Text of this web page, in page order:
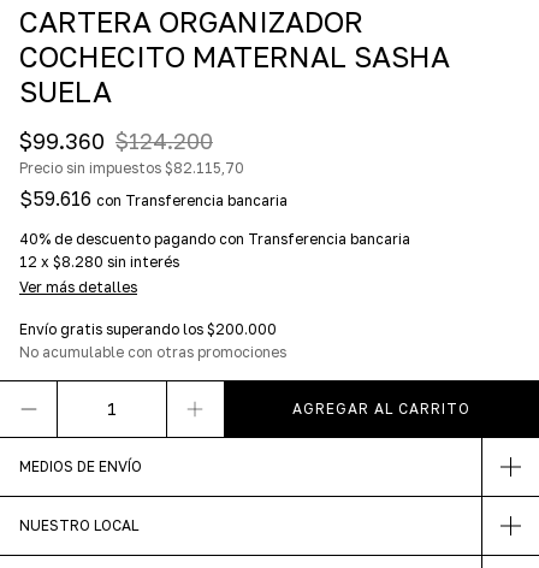
CARTERA ORGANIZADOR
COCHECITO MATERNAL SASHA
SUELA
$99.360 $124.200
Precio sin impuestos $82.115,70
$59.616 con Transferencia bancaria
40% de descuento pagando con Transferencia bancaria
12 x $8.280 sin interés
Ver más detalles
Envío gratis superando los $200.000
No acumulable con otras promociones
MEDIOS DE ENVÍO
NUESTRO LOCAL